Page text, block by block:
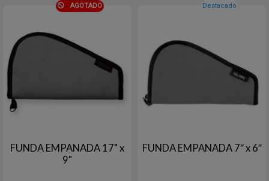
AGOTADO
FUNDA EMPANADA 17" x
9"
Destacado
FUNDA EMPANADA 7″ x 6″